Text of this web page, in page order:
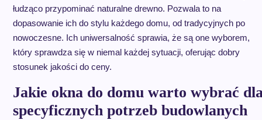
łudząco przypominać naturalne drewno. Pozwala to na
dopasowanie ich do stylu każdego domu, od tradycyjnych po
nowoczesne. Ich uniwersalność sprawia, że są one wyborem,
który sprawdza się w niemal każdej sytuacji, oferując dobry
stosunek jakości do ceny.
Jakie okna do domu warto wybrać
specyficznych potrzeb budowlanych